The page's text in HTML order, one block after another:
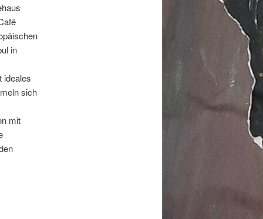
in
ideales
sich
mit